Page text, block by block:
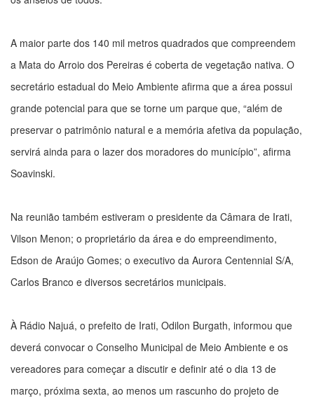
A maior parte dos 140 mil metros quadrados que compreendem
a Mata do Arroio dos Pereiras é coberta de vegetação nativa. O
secretário estadual do Meio Ambiente afirma que a área possui
grande potencial para que se torne um parque que, “além de
preservar o patrimônio natural e a memória afetiva da população,
servirá ainda para o lazer dos moradores do município”, afirma
Soavinski.
Na reunião também estiveram o presidente da Câmara de Irati,
Vilson Menon; o proprietário da área e do empreendimento,
Edson de Araújo Gomes; o executivo da Aurora Centennial S/A,
Carlos Branco e diversos secretários municipais.
À Rádio Najuá, o prefeito de Irati, Odilon Burgath, informou que
deverá convocar o Conselho Municipal de Meio Ambiente e os
vereadores para começar a discutir e definir até o dia 13 de
março, próxima sexta, ao menos um rascunho do projeto de